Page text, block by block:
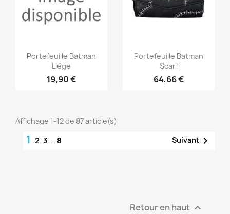
Aperçu rapide
Portefeuille Batman
Liège
19,90 €
Aperçu rapide
Portefeuille Batman
Scarf
64,66 €
Affichage 1-12 de 87 article(s)
1 2 3 … 8 Suivant 
Retour en haut 